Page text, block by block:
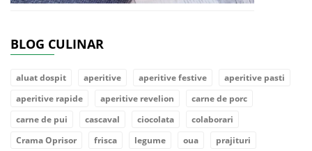
BLOG CULINAR
aluat dospit aperitive aperitive festive
aperitive pasti
aperitive rapide
aperitive revelion
carne de porc
carne de pui
cascaval ciocolata
colaborari
Crama Oprisor
frisca legume oua
prajituri